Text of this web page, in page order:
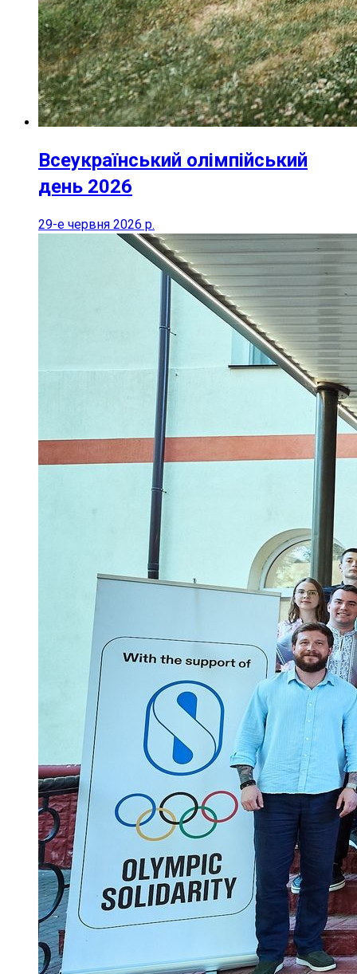
Всеукраїнський олімпійський
день 2026
29-е червня 2026 р.